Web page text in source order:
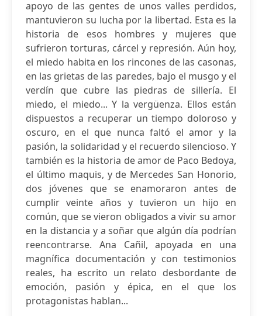
apoyo de las gentes de unos valles perdidos,
mantuvieron su lucha por la libertad. Esta es la
historia de esos hombres y mujeres que
sufrieron torturas, cárcel y represión. Aún hoy,
el miedo habita en los rincones de las casonas,
en las grietas de las paredes, bajo el musgo y el
verdín que cubre las piedras de sillería. El
miedo, el miedo... Y la vergüenza. Ellos están
dispuestos a recuperar un tiempo doloroso y
oscuro, en el que nunca faltó el amor y la
pasión, la solidaridad y el recuerdo silencioso. Y
también es la historia de amor de Paco Bedoya,
el último maquis, y de Mercedes San Honorio,
dos jóvenes que se enamoraron antes de
cumplir veinte años y tuvieron un hijo en
común, que se vieron obligados a vivir su amor
en la distancia y a soñar que algún día podrían
reencontrarse. Ana Cañil, apoyada en una
magnífica documentación y con testimonios
reales, ha escrito un relato desbordante de
emoción, pasión y épica, en el que los
protagonistas hablan...